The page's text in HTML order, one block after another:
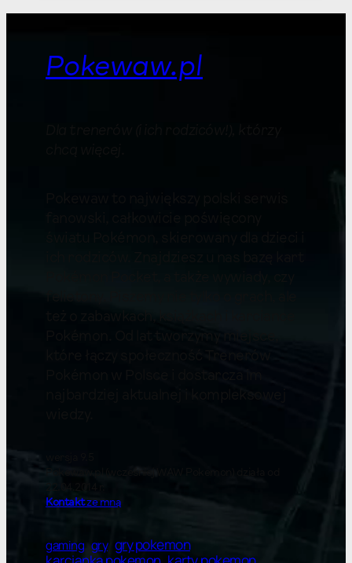
Pokewaw.pl
Kontaktze mną
gaming gry gry pokemon